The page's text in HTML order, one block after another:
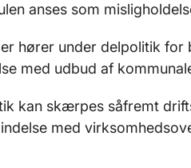
anses som
hører under delpolitik
med udbud af
kan skærpes såfremt
med